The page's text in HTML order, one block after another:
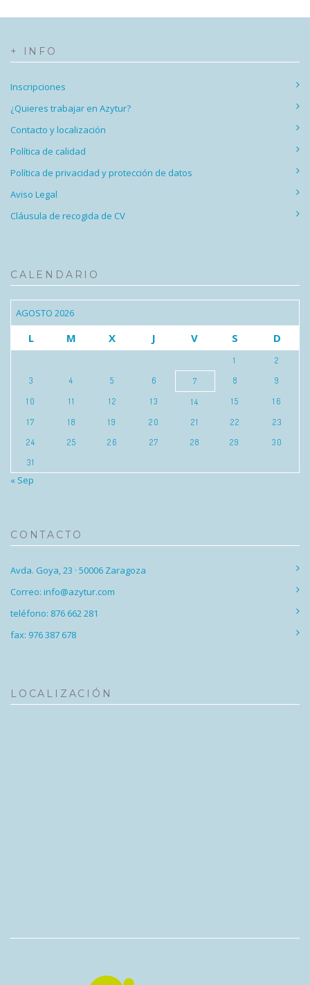
+ INFO
Inscripciones
¿Quieres trabajar en Azytur?
Contacto y localización
Política de calidad
Política de privacidad y protección de datos
Aviso Legal
Cláusula de recogida de CV
CALENDARIO
AGOSTO 2026
L M X J V S D
1
2
3
4 5 6 7 8
9
10
11 12 13 14 15
16
17
18 19 20 21 22
23
24
25 26 27 28 29
30
31
« Sep
CONTACTO
Avda. Goya, 23 · 50006 Zaragoza
Correo: info@azytur.com
teléfono: 876 662 281
fax: 976 387 678
LOCALIZACIÓN